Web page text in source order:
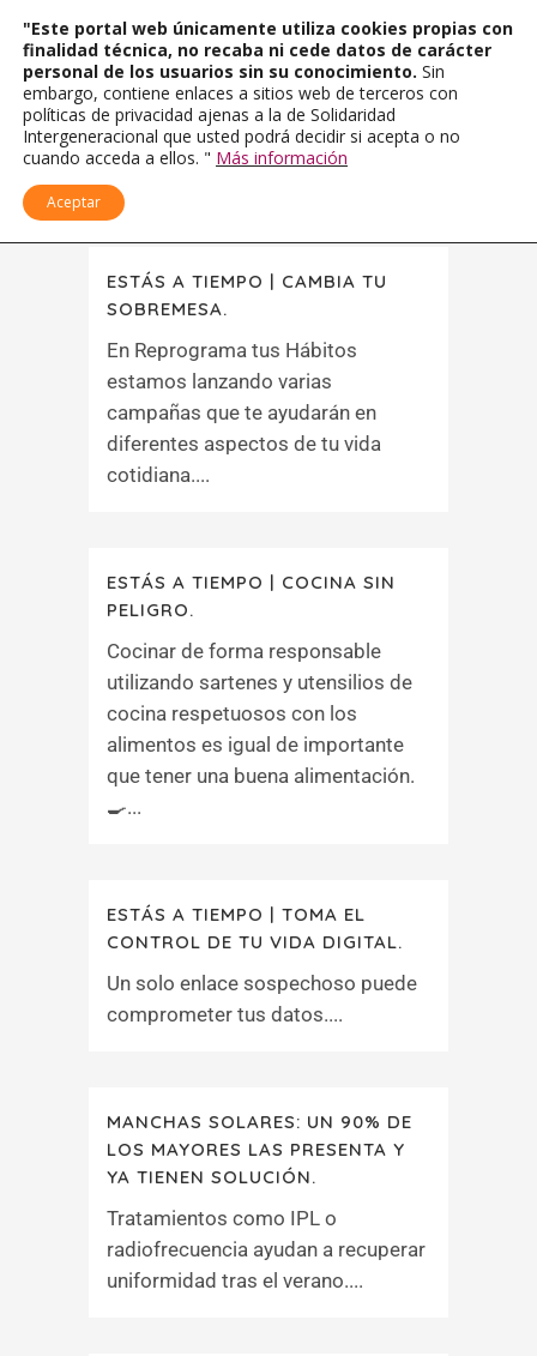
ESTÁS A TIEMPO | CAMBIA TU
SOBREMESA.
En Reprograma tus Hábitos
estamos lanzando varias
campañas que te ayudarán en
diferentes aspectos de tu vida
cotidiana....
ESTÁS A TIEMPO | COCINA SIN
PELIGRO.
Cocinar de forma responsable
utilizando sartenes y utensilios de
cocina respetuosos con los
alimentos es igual de importante
que tener una buena alimentación.
🍳​...
ESTÁS A TIEMPO | TOMA EL
CONTROL DE TU VIDA DIGITAL.
Un solo enlace sospechoso puede
comprometer tus datos....
MANCHAS SOLARES: UN 90% DE
LOS MAYORES LAS PRESENTA Y
YA TIENEN SOLUCIÓN.
Tratamientos como IPL o
radiofrecuencia ayudan a recuperar
uniformidad tras el verano....
"Este portal web únicamente utiliza cookies propias con
finalidad técnica, no recaba ni cede datos de carácter
personal de los usuarios sin su conocimiento. Sin
embargo, contiene enlaces a sitios web de terceros con
políticas de privacidad ajenas a la de Solidaridad
Intergeneracional que usted podrá decidir si acepta o no
cuando acceda a ellos. " Más información
Aceptar